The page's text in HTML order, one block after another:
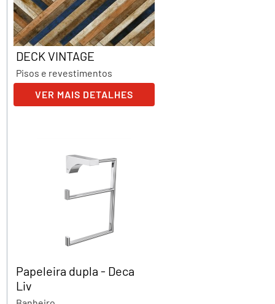
DECK VINTAGE
Pisos e revestimentos
VER MAIS DETALHES
Papeleira dupla - Deca
Liv